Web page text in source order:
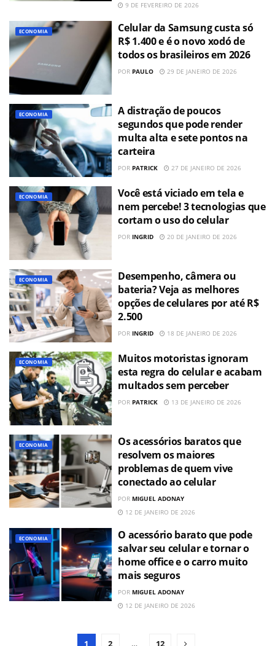
9 DE FEVEREIRO DE 2026
ECONOMIA
Celular da Samsung custa só
R$ 1.400 e é o novo xodó de
todos os brasileiros em 2026
POR PAULO 29 DE JANEIRO DE 2026
ECONOMIA
A distração de poucos
segundos que pode render
multa alta e sete pontos na
carteira
POR PATRICK 27 DE JANEIRO DE 2026
ECONOMIA
Você está viciado em tela e
nem percebe! 3 tecnologias que
cortam o uso do celular
POR INGRID 20 DE JANEIRO DE 2026
ECONOMIA
Desempenho, câmera ou
bateria? Veja as melhores
opções de celulares por até R$
2.500
POR INGRID 18 DE JANEIRO DE 2026
ECONOMIA
Muitos motoristas ignoram
esta regra do celular e acabam
multados sem perceber
POR PATRICK 13 DE JANEIRO DE 2026
ECONOMIA
Os acessórios baratos que
resolvem os maiores
problemas de quem vive
conectado ao celular
POR MIGUEL ADONAY
12 DE JANEIRO DE 2026
ECONOMIA
O acessório barato que pode
salvar seu celular e tornar o
home office e o carro muito
mais seguros
POR MIGUEL ADONAY
12 DE JANEIRO DE 2026
1 2 … 12